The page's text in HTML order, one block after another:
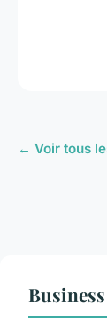
← Voir tous